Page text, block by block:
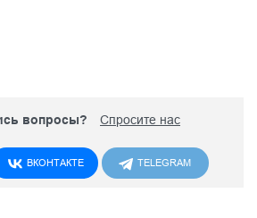
вопросы? Спросите нас